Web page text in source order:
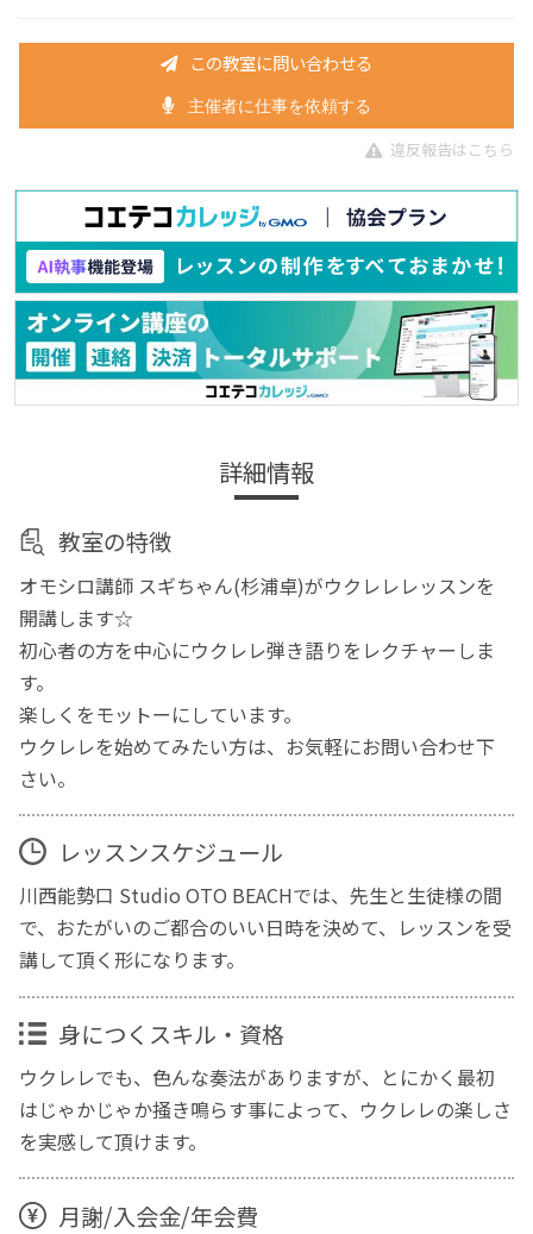
この教室に問い合わせる
主催者に仕事を依頼する
違反報告はこちら
詳細情報
教室の特徴
オモシロ講師 スギちゃん(杉浦卓)がウクレレレッスンを
開講します☆
初心者の方を中心にウクレレ弾き語りをレクチャーしま
す。
楽しくをモットーにしています。
ウクレレを始めてみたい方は、お気軽にお問い合わせ下
さい。
レッスンスケジュール
川西能勢口 Studio OTO BEACHでは、先生と生徒様の間
で、おたがいのご都合のいい日時を決めて、レッスンを受
講して頂く形になります。
身につくスキル・資格
ウクレレでも、色んな奏法がありますが、とにかく最初
はじゃかじゃか掻き鳴らす事によって、ウクレレの楽しさ
を実感して頂けます。
月謝/入会金/年会費